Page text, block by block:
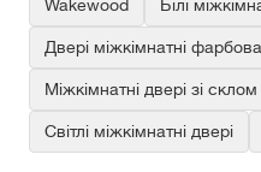
Wakewood Білі
Двері міжкімнатні
Міжкімнатні двері зі склом
Світлі міжкімнатні двері